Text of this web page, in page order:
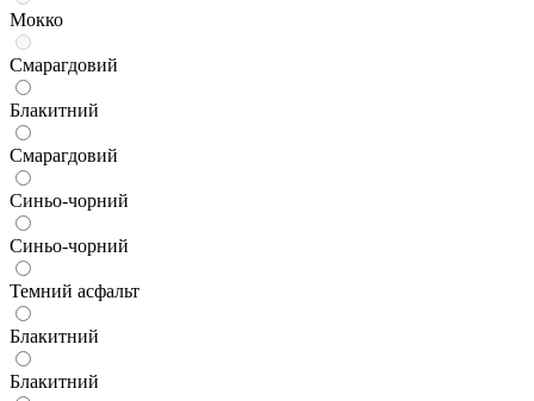
Мокко
Смарагдовий
Блакитний
Смарагдовий
Синьо-чорний
Синьо-чорний
Темний асфальт
Блакитний
Блакитний